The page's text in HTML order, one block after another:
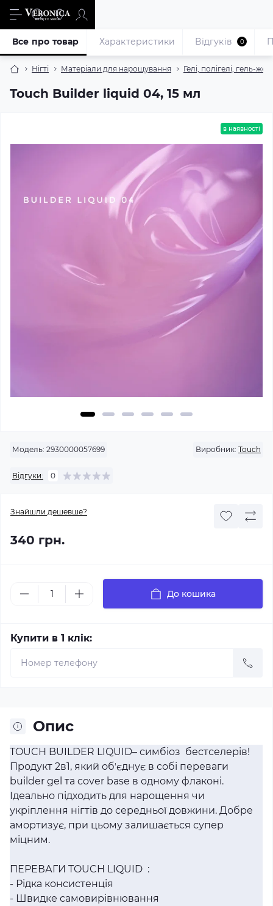
Нігті Матеріали для нарощування Гелі, полігелі, гель-
Touch Builder liquid 04, 15 мл
Все про товар Характеристики Відгуків 0
в наявності
Модель: 2930000057699 Виробник: Touch
Відгуки: 0
Знайшли дешевше?
340 грн.
До кошика
Купити в 1 клік:
Опис
TOUCH BUILDER LIQUID– cимбіоз бестселерів!
Продукт 2в1, який обʼєднує в собі переваги
builder gel та cover base в одному флаконі.
Ідеально підходить для нарощення чи
укріплення нігтів до середньої довжини. Добре
амортизує, при цьому залишається супер
міцним.
ПЕРЕВАГИ TOUCH LIQUID :
- Рідка консистенція
- Швидке самовирівнювання